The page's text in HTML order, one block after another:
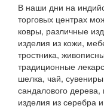
В наши дни на
торговых центрах
ковры, различные
изделия из кожи,
тростника,
традиционные
шелка, чай,
сандалового
изделия из серебра